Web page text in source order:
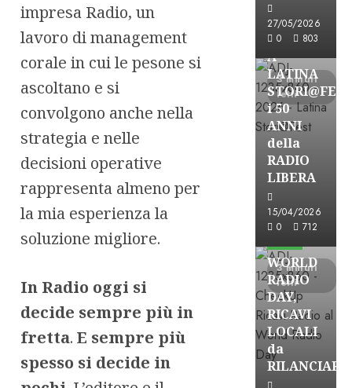
impresa Radio, un
lavoro di management
corale in cui le pesone si
ascoltano e si
convolgono anche nella
strategia e nelle
decisioni operative
rappresenta almeno per
la mia esperienza la
soluzione migliore.
In Radio oggi si
decide sempre più in
fretta. E sempre più
spesso si decide in
27/05/2026
0
803
3 minuti
letti
Astorri News
FREE
A
LATINA
i 50
ANNI
della
RADIO
LIBERA
15/04/2026
0
712
3 minuti
letti
Astorri News
WORLD
RADIO
DAY,
RICAVI
LOCALI
da
RILANCIARE